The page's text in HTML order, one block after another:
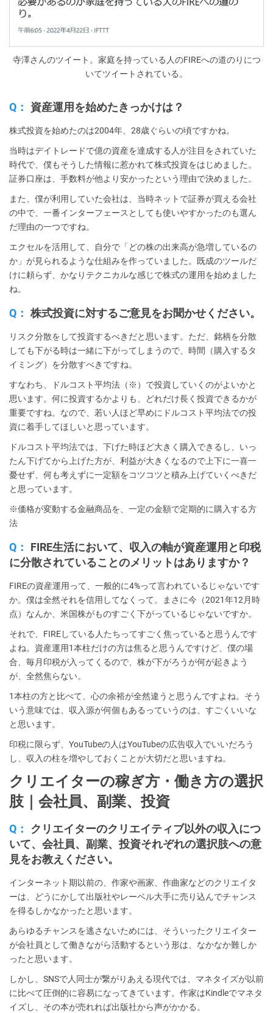
寺澤さんのツイート。家庭を持っている人のFIREへの道のりにつ
いてツイートされている。
Q： 資産運用を始めたきっかけは？
株式投資を始めたのは2004年、28歳ぐらいの頃ですかね。
当時はデイトレードで億の資産を達成する人が注目をされていた
時代で、僕もそうした情報に惹かれて株式投資をはじめました。
証券口座は、手数料が他より安かったという理由で決めました。
また、僕が利用していた会社は、当時ネットで証券が買える会社
の中で、一番インターフェースとしても使いやすかったのも選ん
だ理由の一つですね。
エクセルを活用して、自分で「どの株の出来高が急増しているの
か」が見られるような仕組みを作っていました。既成のツールだ
けに頼らず、かなりテクニカルな感じで株式の運用を始めました
ね。
Q： 株式投資に対するご意見をお聞かせください。
リスク分散をして投資するべきだと思います。ただ、銘柄を分散
しても下がる時は一緒に下がってしまうので、時間（購入するタ
イミング）を分散すべきですね。
すなわち、ドルコスト平均法（※）で投資していくのがよいかと
思います。何に投資するかよりも、どれだけ長く投資できるかが
重要ですね。なので、若い人ほど早めにドルコスト平均法での投
資に着手してほしいと思っています。
ドルコスト平均法では、下げた時ほど大きく購入できるし、いっ
たん下げてから上げた方が、利益が大きくなるので上下に一喜一
憂せず、何も考えずに一定額をコツコツと積み上げていくべきだ
と思っています。
※価格が変動する金融商品を、一定の金額で定期的に購入する方
法
Q：
FIRE生活において、収入の軸が資産運用と印税
に分散されていることのメリットはありますか？
FIREの資産運用って、一般的に4%って言われているじゃないです
か。僕は全然それを信用してなくって。まさに今（2021年12月時
点）なんか、米国株がものすごく下がっているじゃないですか。
それで、FIREしている人たちってすごく焦っていると思うんです
よね。資産運用1本柱だけの方は焦ると思うんですけど、僕の場
合、毎月印税が入ってくるので、株が下がろうが何が起きよう
が、全然焦らない。
1本柱の方と比べて、心の余裕が全然違うと思うんですよね。そう
いう意味では、収入源が何個もあるっていうのは、すごくいいな
と思います。
印税に限らず、YouTubeの人はYouTubeの広告収入でいいだろう
し、収入の柱を増やしておくことが大切だと思いますね。
クリエイターの稼ぎ方・働き方の選択
肢｜会社員、副業、投資
Q：
クリエイターのクリエイティブ以外の収入につ
いて、会社員、副業、投資それぞれの選択肢への意
見をお教えください。
インターネット期以前の、作家や画家、作曲家などのクリエイタ
ーは、どうにかして出版社やレーベル大手に売り込んでチャンス
を得るしかなかったと思います。
あらゆるチャンスを逃さないためには、そういったクリエイター
が会社員として働きながら活動するという形は、なかなか難しか
ったと思います。
しかし、SNSで人同士が繋がりあえる現代では、マネタイズが以前
に比べて圧倒的に容易になってきています。作家はKindleでマネタ
イズし、その本が売れれば出版社から声がかかる。